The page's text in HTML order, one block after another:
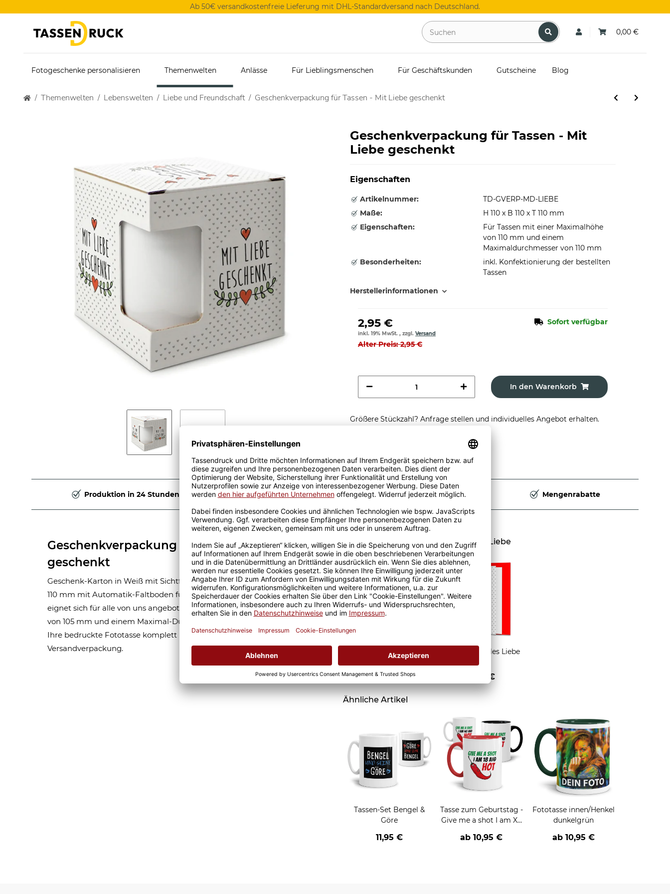
Ab 50€ versandkostenfreie Lieferung mit DHL-Standardversand nach Deutschland.
0,00 €
Fotogeschenke personalisieren Themenwelten Anlässe Für Lieblingsmenschen Für Geschäftskunden Gutscheine Blog
Themenwelten Lebenswelten Liebe und Freundschaft Geschenkverpackung für Tassen - Mit Liebe geschenkt
Geschenkverpackung für Tassen - Mit
Liebe geschenkt
Eigenschaften
Artikelnummer:
TD-GVERP-MD-LIEBE
Maße:
H 110 x B 110 x T 110 mm
Eigenschaften:
Für Tassen mit einer Maximalhöhe
von 110 mm und einem
Maximaldurchmesser von 110 mm
Besonderheiten:
inkl. Konfektionierung der bestellten
Tassen
Herstellerinformationen
2,95 € Sofort verfügbar
inkl. 19% MwSt. , zzgl. Versand
Alter Preis: 2,95 €
In den Warenkorb
Größere Stückzahl? Anfrage stellen und individuelles Angebot erhalten.
Produktion in 24 Stunden Sicherer Kauf Auf Rechnung Produktion in Deutschland Mengenrabatte
Geschenkverpackung für Tassen - Mit Liebe
geschenkt
Geschenk-Karton in Weiß mit Sichtfenster in den Maßen H 110 x B 110 x T
110 mm mit Automatik-Faltboden für eine Fototasse. Die Verpackung
eignet sich für alle von uns angebotenen Tassen mit einer Maximal-Höhe
von 105 mm und einem Maximal-Durchmesser von 105 mm. Sie erhalten
Ihre bedruckte Fototasse komplett mit Geschenk-Karton verpackt in der
Versandverpackung.
Geschenkverpackungen und Karte Liebe
Grußkarte Alles Liebe
1,95 €
Ähnliche Artikel
Tassen-Set Bengel &
Göre
11,95 €
Tasse zum Geburtstag -
Give me a shot I am XX
ab10,95 €
Fototasse innen/Henkel
dunkelgrün
ab10,95 €